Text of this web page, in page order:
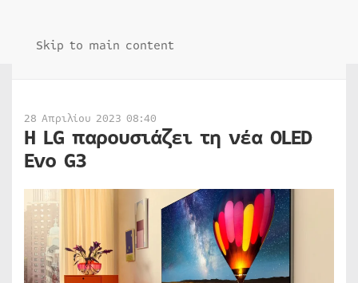
Skip to main content
28 Απριλίου 2023 08:40
Η LG παρουσιάζει τη νέα OLED
Evo G3